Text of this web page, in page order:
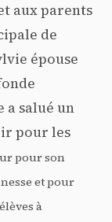
aux parents
de
épouse
salué un
pour les
pour son
et pour
à